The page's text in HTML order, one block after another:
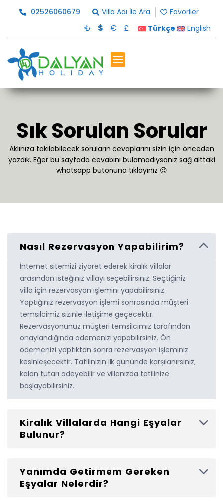
02526060679 Villa Adı İle Ara Favoriler
₺ $ € £ Türkçe English
Sık Sorulan Sorular
Aklınıza takılabilecek soruların cevaplarını sizin için önceden
yazdık. Eğer bu sayfada cevabını bulamadıysanız sağ alttaki
whatsapp butonuna tıklayınız 😉
Nasıl Rezervasyon Yapabilirim?
İnternet sitemizi ziyaret ederek kiralık villalar
arasından isteğiniz villayı seçebilirsiniz. Seçtiğiniz
villa için rezervasyon işlemini yapabilirsiniz.
Yaptığınız rezervasyon işlemi sonrasında müşteri
temsilcimiz sizinle iletişime geçecektir.
Rezervasyonunuz müşteri temsilcimiz tarafından
onaylandığında ödemenizi yapabilirsiniz. Ön
ödemenizi yaptıktan sonra rezervasyon işleminiz
kesinleşecektir. Tatilinizin ilk gününde karşılanırsınız,
kalan tutarı ödeyebilir ve villanızda tatilinize
başlayabilirsiniz.
Kiralık Villalarda Hangi Eşyalar
Bulunur?
Yanımda Getirmem Gereken
Eşyalar Nelerdir?